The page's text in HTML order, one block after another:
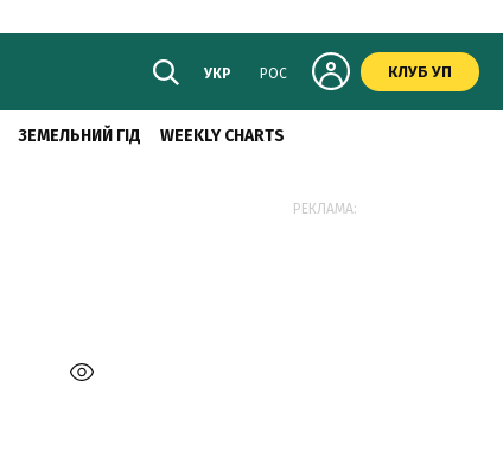
УКР РОС КЛУБ УП
ЗЕМЕЛЬНИЙ ГІД WEEKLY CHARTS
РЕКЛАМА: